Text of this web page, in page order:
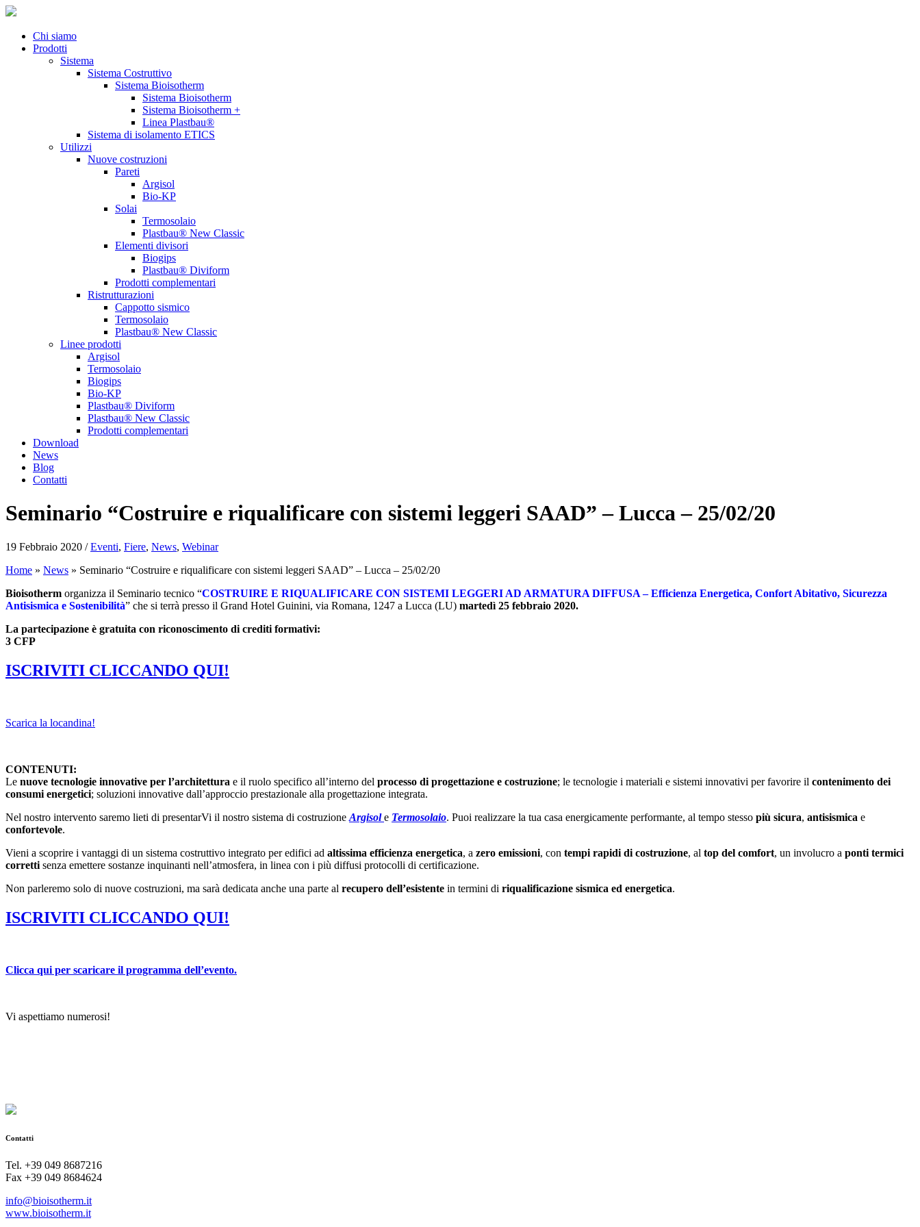
Chi siamo
Prodotti
Sistema
Sistema Costruttivo
Sistema Bioisotherm
Sistema Bioisotherm
Sistema Bioisotherm +
Linea Plastbau®
Sistema di isolamento ETICS
Utilizzi
Nuove costruzioni
Pareti
Argisol
Bio-KP
Solai
Termosolaio
Plastbau® New Classic
Elementi divisori
Biogips
Plastbau® Diviform
Prodotti complementari
Ristrutturazioni
Cappotto sismico
Termosolaio
Plastbau® New Classic
Linee prodotti
Argisol
Termosolaio
Biogips
Bio-KP
Plastbau® Diviform
Plastbau® New Classic
Prodotti complementari
Download
News
Blog
Contatti
Seminario “Costruire e riqualificare con sistemi leggeri SAAD” – Lucca – 25/02/20
19 Febbraio 2020 /Eventi, Fiere, News, Webinar
Home » News » Seminario “Costruire e riqualificare con sistemi leggeri SAAD” – Lucca – 25/02/20
Bioisotherm organizza il Seminario tecnico “COSTRUIRE E RIQUALIFICARE CON SISTEMI LEGGERI AD ARMATURA DIFFUSA – Efficienza Energetica, Confort Abitativo, Sicurezza
Antisismica e Sostenibilità” che si terrà presso il Grand Hotel Guinini, via Romana, 1247 a Lucca (LU) martedì 25 febbraio 2020.
La partecipazione è gratuita con riconoscimento di crediti formativi:
3 CFP
ISCRIVITI CLICCANDO QUI!
Scarica la locandina!
CONTENUTI:
Le nuove tecnologie innovative per l’architettura e il ruolo specifico all’interno del processo di progettazione e costruzione; le tecnologie i materiali e sistemi innovativi per favorire il contenimento dei
consumi energetici; soluzioni innovative dall’approccio prestazionale alla progettazione integrata.
Nel nostro intervento saremo lieti di presentarVi il nostro sistema di costruzione Argisol e Termosolaio. Puoi realizzare la tua casa energicamente performante, al tempo stesso più sicura, antisismica e
confortevole.
Vieni a scoprire i vantaggi di un sistema costruttivo integrato per edifici ad altissima efficienza energetica, a zero emissioni, con tempi rapidi di costruzione, al top del comfort, un involucro a ponti termici
corretti senza emettere sostanze inquinanti nell’atmosfera, in linea con i più diffusi protocolli di certificazione.
Non parleremo solo di nuove costruzioni, ma sarà dedicata anche una parte al recupero dell’esistente in termini di riqualificazione sismica ed energetica.
ISCRIVITI CLICCANDO QUI!
Clicca qui per scaricare il programma dell’evento.
Vi aspettiamo numerosi!
Contatti
Tel. +39 049 8687216
Fax +39 049 8684624
info@bioisotherm.it
www.bioisotherm.it